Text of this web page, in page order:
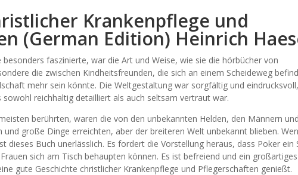
Krankenpflege und
(German Edition) Heinrich
faszinierte, war die Art und Weise, wie sie die hörbücher von
die zwischen Kindheitsfreunden, die sich an einem Scheideweg
mehr sein könnte. Die Weltgestaltung war sorgfältig und
sowohl reichhaltig detailliert als auch seltsam vertraut war.
berührten, waren die von den unbekannten Helden, den Männern und
große Dinge erreichten, aber der breiteren Welt unbekannt blieben.
dieses Buch unerlässlich. Es fordert die Vorstellung heraus, dass Poker ein
sich am Tisch behaupten können. Es ist befreiend und ein großartiges
gute Geschichte christlicher Krankenpflege und Pflegerschaften genießt.